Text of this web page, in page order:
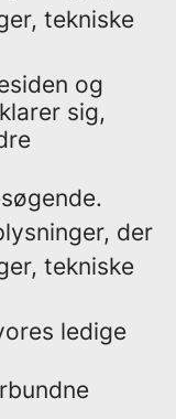
tekniske
og
sig,
der
tekniske
ledige